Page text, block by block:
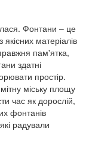
Фонтани – це
матеріалів
пам'ятка,
здатні
простір.
міську площу
час як дорослій,
фонтанів
радували